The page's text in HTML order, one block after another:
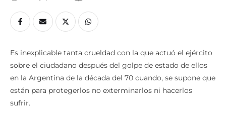
Es inexplicable tanta crueldad con la que actuó el ejército
sobre el ciudadano después del golpe de estado de ellos
en la Argentina de la década del 70 cuando, se supone que
están para protegerlos no exterminarlos ni hacerlos
sufrir.